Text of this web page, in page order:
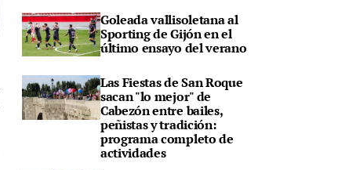
Goleada vallisoletana al
Sporting de Gijón en el
último ensayo del verano
Las Fiestas de San Roque
sacan "lo mejor" de
Cabezón entre bailes,
peñistas y tradición:
programa completo de
actividades